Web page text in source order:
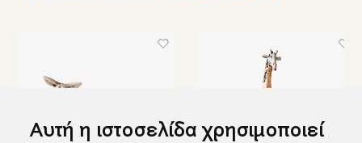
Αυτή η ιστοσελίδα χρησιμοποιεί